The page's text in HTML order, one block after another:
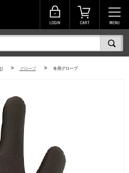
) > グローブ > 冬用グローブ